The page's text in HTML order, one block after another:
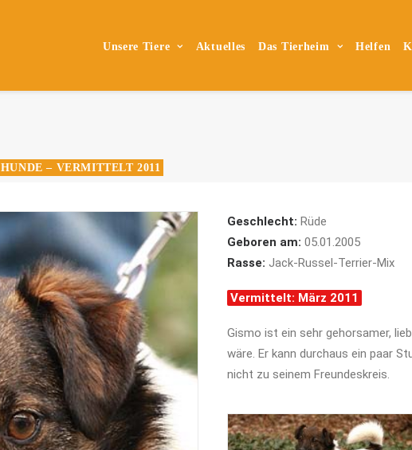
Unsere Tiere Aktuelles Das Tierheim Helfen
HUNDE – VERMITTELT 2011
Geschlecht: Rüde
Geboren am: 05.01.2005
Rasse: Jack-Russel-Terrier-Mix
Vermittelt: März 2011
Gismo ist ein sehr gehorsamer,
wäre. Er kann durchaus ein paar
nicht zu seinem Freundeskreis.